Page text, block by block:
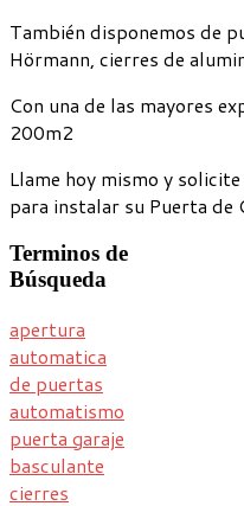
También disponemos de
Hörmann, cierres de
Con una de las mayores
200m2
Llame hoy mismo y
para instalar su Puerta de
Terminos de
Búsqueda
apertura
automatica
de puertas
automatismo
puerta garaje
basculante
cierres